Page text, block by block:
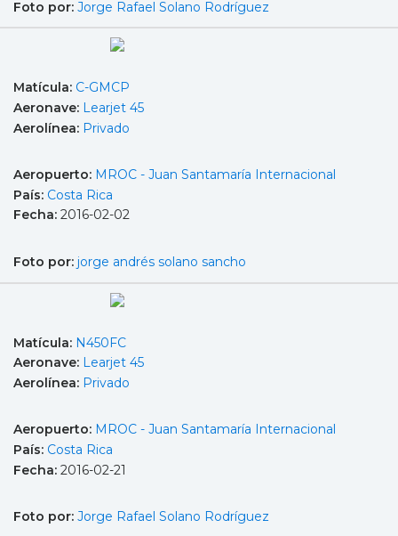
Foto por: Jorge Rafael Solano Rodríguez
Matícula: C-GMCP
Aeronave: Learjet 45
Aerolínea: Privado
Aeropuerto: MROC - Juan Santamaría Internacional
País: Costa Rica
Fecha: 2016-02-02
Foto por: jorge andrés solano sancho
Matícula: N450FC
Aeronave: Learjet 45
Aerolínea: Privado
Aeropuerto: MROC - Juan Santamaría Internacional
País: Costa Rica
Fecha: 2016-02-21
Foto por: Jorge Rafael Solano Rodríguez